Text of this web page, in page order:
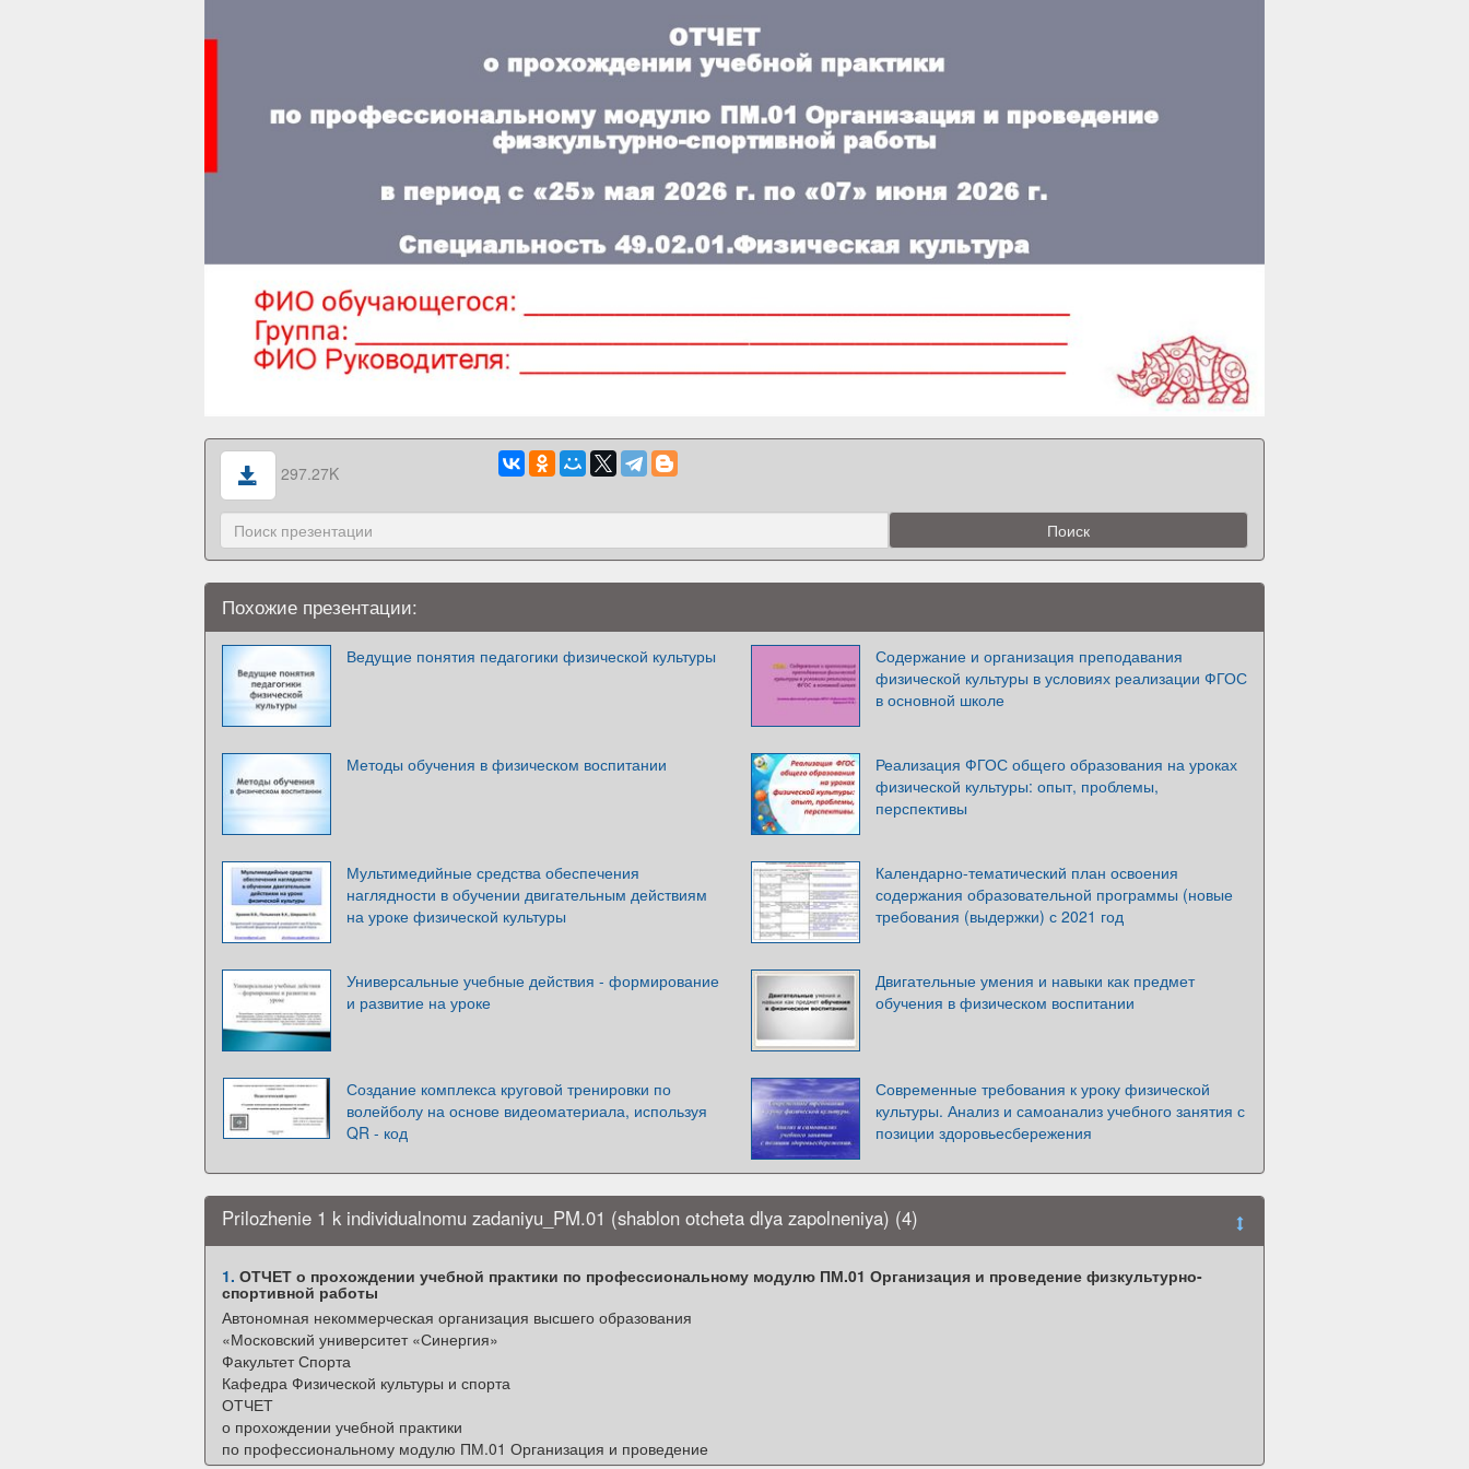
297.27K
Похожие презентации:
Ведущие понятия педагогики физической культуры
Содержание и организация преподавания
физической культуры в условиях реализации ФГОС
в основной школе
Методы обучения в физическом воспитании
Реализация ФГОС общего образования на уроках
физической культуры: опыт, проблемы,
перспективы
Мультимедийные средства обеспечения
наглядности в обучении двигательным действиям
на уроке физической культуры
Календарно-тематический план освоения
содержания образовательной программы (новые
требования (выдержки) с 2021 год
Универсальные учебные действия - формирование
и развитие на уроке
Двигательные умения и навыки как предмет
обучения в физическом воспитании
Создание комплекса круговой тренировки по
волейболу на основе видеоматериала, используя
QR - код
Современные требования к уроку физической
культуры. Анализ и самоанализ учебного занятия с
позиции здоровьесбережения
Prilozhenie 1 k individualnomu zadaniyu_PM.01 (shablon otcheta dlya zapolneniya) (4)
1. ОТЧЕТ о прохождении учебной практики по профессиональному модулю ПМ.01 Организация и проведение физкультурно-
спортивной работы
Автономная некоммерческая организация высшего образования
«Московский университет «Синергия»
Факультет Спорта
Кафедра Физической культуры и спорта
ОТЧЕТ
о прохождении учебной практики
по профессиональному модулю ПМ.01 Организация и проведение